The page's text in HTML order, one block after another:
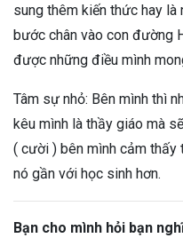
sung thêm kiến thức hay
bước chân vào con đường
được những điều mình
Tâm sự nhỏ: Bên mình thì
kêu mình là thầy giáo mà
( cười ) bên mình cảm
nó gần với học sinh hơn.
Bạn cho mình hỏi bạn